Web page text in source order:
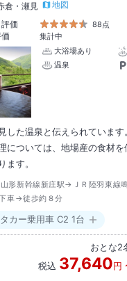
倉・瀬見
地図
価
88点
集計中
大浴場あり
温泉
した温泉と伝えられていま
については、地場産の食材を
ます。
山形新幹線新庄駅→ＪＲ陸羽東線
車→徒歩約８分
カー乗用車 C2 1台
おとな2
税込 37,640円